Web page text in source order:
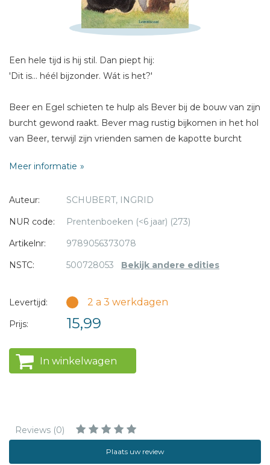
Een hele tijd is hij stil. Dan piept hij:
'Dit is... héél bijzonder. Wát is het?'
Beer en Egel schieten te hulp als Bever bij de bouw van zijn
burcht gewond raakt. Bever mag rustig bijkomen in het hol
van Beer, terwijl zijn vrienden samen de kapotte burcht
Meer informatie
Auteur:
SCHUBERT, INGRID
NUR code:
Prentenboeken (<6 jaar) (273)
Artikelnr:
9789056373078
NSTC:
500728053 Bekijk andere edities
Levertijd: 2 a 3 werkdagen
Prijs: 15,99
In winkelwagen
Reviews (0)
Plaats uw review
Titel *
Bericht *